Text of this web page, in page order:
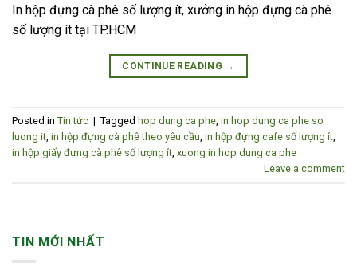
In hộp đựng cà phê số lượng ít, xưởng in hộp đựng cà phê
số lượng ít tại TP.HCM
CONTINUE READING →
Posted in Tin tức | Tagged hop dung ca phe in hop dung ca phe so
luong it in hộp đựng cà phê theo yêu cầu in hộp đựng cafe số lượng ít
in hộp giấy đựng cà phê số lượng ít xuong in hop dung ca phe
Leave a comment
TIN MỚI NHẤT